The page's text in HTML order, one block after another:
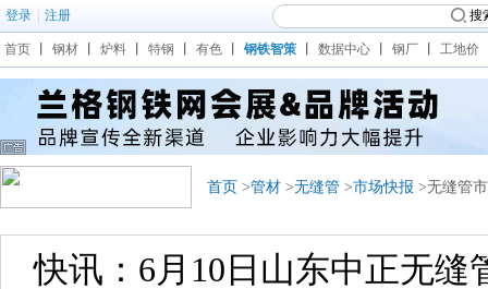
登录 注册 搜
首页 钢材 炉料 特钢 有色 钢铁智策 数据中心 钢厂 工地价
首页 >管材 >无缝管 >市场快报 >无缝管
快讯：6月10日山东中正无缝